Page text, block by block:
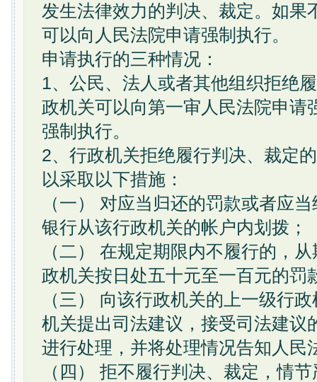
发生法律效力的判决、裁定。如果
可以向人民法院申请强制执行。
申请执行的三种情况：
1、公民、法人或者其他组织拒绝
政机关可以向第一审人民法院申请
强制执行。
2、行政机关拒绝履行判决、裁定
以采取以下措施：
（一） 对应当归还的罚款或者应
银行从该行政机关的帐户内划拨；
（二） 在规定期限内不履行的，
政机关按日处五十元至一百元的罚
（三） 向该行政机关的上一级行
机关提出司法建议，接受司法建议
进行处理，并将处理情况告知人民
（四） 拒不履行判决、裁定，情